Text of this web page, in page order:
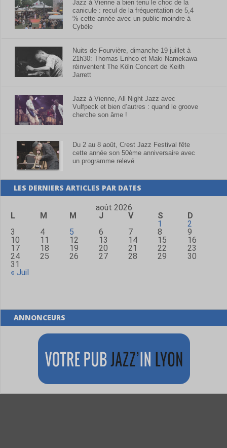
Jazz à Vienne a bien tenu le choc de la
canicule : recul de la fréquentation de 5,4
% cette année avec un public moindre à
Cybèle
Nuits de Fourvière, dimanche 19 juillet à
21h30: Thomas Enhco et Maki Namekawa
réinventent The Köln Concert de Keith
Jarrett
Jazz à Vienne, All Night Jazz avec
Vulfpeck et bien d’autres : quand le groove
cherche son âme !
Du 2 au 8 août, Crest Jazz Festival fête
cette année son 50ème anniversaire avec
un programme relevé
LES DERNIERS ARTICLES PAR DATES
août 2026
L
M M J V S
D
1
2
3
4 5 6 7 8
9
10
11 12 13 14 15
16
17
18 19 20 21 22
23
24
25 26 27 28 29
30
31
« Juil
ANNONCEURS